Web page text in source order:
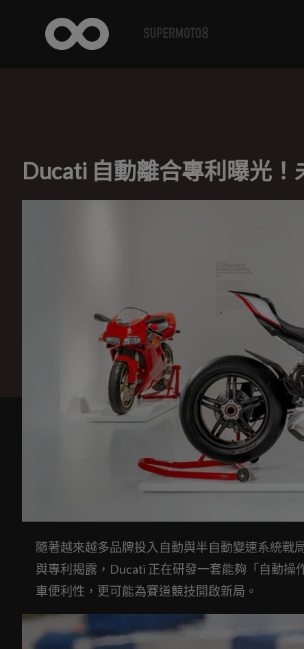
Ducati 自動離合專利曝光！
隨著越來越多品牌投入自動與半自動變速系統戰
與專利揭露，Ducati 正在研發一套能夠「自動
車便利性，更可能為賽道競技開啟新局。